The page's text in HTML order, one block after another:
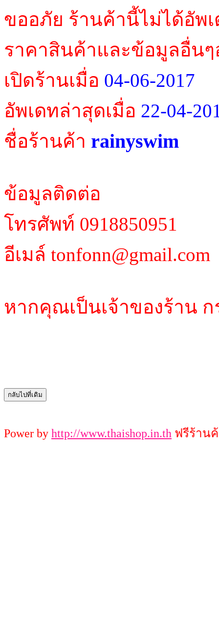
ขออภัย ร้านค้านี้ไม่ได้อัพ
ราคาสินค้าและข้อมูลอื่นๆ
เปิดร้านเมื่อ 04-06-2017
อัพเดทล่าสุดเมื่อ 22-04-
ชื่อร้านค้า rainyswim
ข้อมูลติดต่อ
โทรศัพท์ 0918850951
อีเมล์ tonfonn@gmail.com
หากคุณเป็นเจ้าของร้าน
Power by http://www.thaishop.in.th ฟรีร้าน